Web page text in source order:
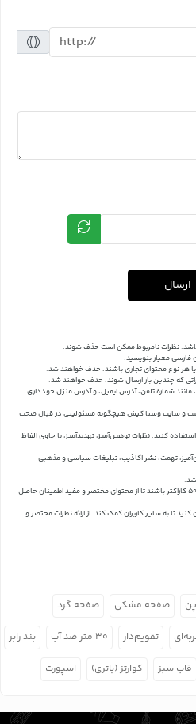
ارسال
نظرات نامربوط ممکن است حذف شوند.
فارسی معیار بنویسید.
هر نوع محتوای تجاری باشند، حذف خواهند شد.
که چندین بار ارسال شوند، حذف خواهند شد.
مانند شماره تلفن، آدرس ایمیل، و آدرس منزل خودداری
است و سایت وستا کیش هیچگونه مسئولیتی در قبال صحت
کنید. نظرات توهین‌آمیز، تهدیدآمیز، یا حاوی الفاظ
تهمت، نشر اکاذیب، تبلیغات سیاسی و مذهبی
شد.
نظرات باید حداقل شامل 50 کاراکتر و حداکثر 500 کاراکتر باشند تا از محتوای مختصر و مفید اطمینان حاصل
تا به سایر کاربران کمک کند.از ارائه نظرات مختصر و
صفحه مشکی صفحه گرد
تقویم‌دار ۳۰ متر ضد آب بند رابر
قاب سبز کوارتز (باتری) اسپورت